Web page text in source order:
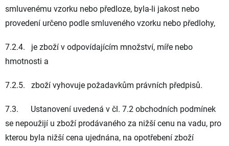
smluvenému vzorku nebo předloze, byla-li jakost nebo
provedení určeno podle smluveného vzorku nebo předlohy,
7.2.4. je zboží v odpovídajícím množství, míře nebo
hmotnosti a
7.2.5. zboží vyhovuje požadavkům právních předpisů.
7.3. Ustanovení uvedená v čl. 7.2 obchodních podmínek
se nepoužijí u zboží prodávaného za nižší cenu na vadu, pro
kterou byla nižší cena ujednána, na opotřebení zboží